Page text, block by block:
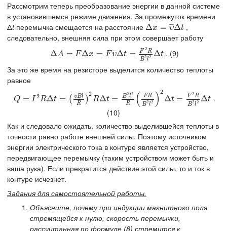
Рассмотрим теперь преобразование энергии в данной системе
в установившемся режиме движения. За промежуток времени
Δtперемычка смещается на расстояние Δx = υ
¯¯
¯Δt
Δx= υ¯Δt
,
следовательно, внешняя сила при этом совершает работу
ΔA = FΔx = Fυ
¯¯
¯Δt = F 2R
B2l2 Δt
ΔA=FΔ x=Fυ¯Δt= F2RB2l 2Δ
. (9)
За это же время на резисторе выделится количество теплоты
равное
Q = I 2RΔt = ( υBl
R
)
2
RΔt = B2l2
R ( FR
B2l2 )2
Δt = F 2R
B2l2 Δt
Q= I2 RΔt=(υBl R) 2RΔt=B2l2R(FRB2l2)2Δt=F2R B2l2Δt
.
(10)
Как и следовало ожидать, количество выделившейся теплоты в
точности равно работе внешней силы. Поэтому источником
энергии электрического тока в контуре является устройство,
передвигающее перемычку (таким устройством может быть и
ваша рука). Если прекратится действие этой силы, то и ток в
контуре исчезнет.
Задания для самостоятельной работы.
Объясните, почему при индукции магнитного поля
стремящейся к нулю, скорость перемычки,
рассчитанная по формуле (8) стремится к